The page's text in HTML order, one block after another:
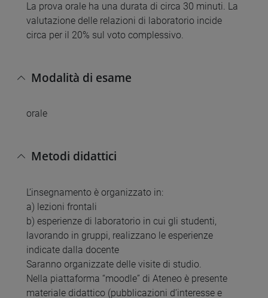
La prova orale ha una durata di circa 30 minuti. La
valutazione delle relazioni di laboratorio incide
circa per il 20% sul voto complessivo.
Modalità di esame
orale
Metodi didattici
L’insegnamento è organizzato in:
a) lezioni frontali
b) esperienze di laboratorio in cui gli studenti,
lavorando in gruppi, realizzano le esperienze
indicate dalla docente
Saranno organizzate delle visite di studio.
Nella piattaforma “moodle” di Ateneo è presente
materiale didattico (pubblicazioni d’interesse e